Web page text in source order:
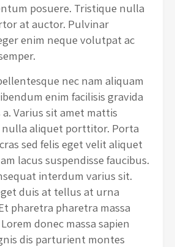
posuere. Tristique nulla
at auctor. Pulvinar
enim neque volutpat ac
nec nam aliquam
enim facilisis gravida
Varius sit amet mattis
aliquet porttitor. Porta
sed felis eget velit aliquet
lacus suspendisse faucibus.
interdum varius sit.
duis at tellus at urna
pharetra pharetra massa
donec massa sapien
dis parturient montes